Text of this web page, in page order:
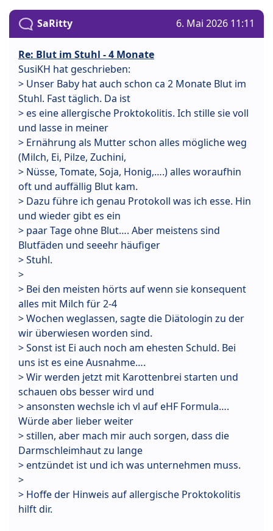
SaRitty 6. Mai 2026 11:11
Re: Blut im Stuhl - 4 Monate
SusiKH hat geschrieben:
> Unser Baby hat auch schon ca 2 Monate Blut im
Stuhl. Fast täglich. Da ist
> es eine allergische Proktokolitis. Ich stille sie voll
und lasse in meiner
> Ernährung als Mutter schon alles mögliche weg
(Milch, Ei, Pilze, Zuchini,
> Nüsse, Tomate, Soja, Honig,….) alles woraufhin
oft und auffällig Blut kam.
> Dazu führe ich genau Protokoll was ich esse. Hin
und wieder gibt es ein
> paar Tage ohne Blut…. Aber meistens sind
Blutfäden und seeehr häufiger
> Stuhl.
>
> Bei den meisten hörts auf wenn sie konsequent
alles mit Milch für 2-4
> Wochen weglassen, sagte die Diätologin zu der
wir überwiesen worden sind.
> Sonst ist Ei auch noch am ehesten Schuld. Bei
uns ist es eine Ausnahme….
> Wir werden jetzt mit Karottenbrei starten und
schauen obs besser wird und
> ansonsten wechsle ich vl auf eHF Formula….
Würde aber lieber weiter
> stillen, aber mach mir auch sorgen, dass die
Darmschleimhaut zu lange
> entzündet ist und ich was unternehmen muss.
>
> Hoffe der Hinweis auf allergische Proktokolitis
hilft dir.